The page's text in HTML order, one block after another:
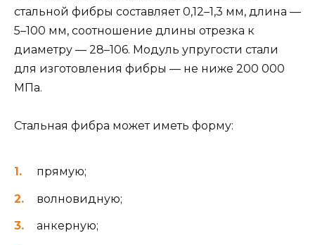
стальной фибры составляет 0,12–1,3 мм, длина —
5–100 мм, соотношение длины отрезка к
диаметру — 28–106. Модуль упругости стали
для изготовления фибры — не ниже 200 000
МПа.
Стальная фибра может иметь форму:
прямую;
волновидную;
анкерную;